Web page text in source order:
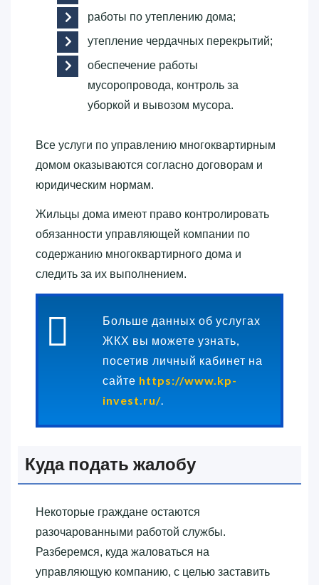
работы по утеплению дома;
утепление чердачных перекрытий;
обеспечение работы
мусоропровода, контроль за
уборкой и вывозом мусора.
Все услуги по управлению многоквартирным
домом оказываются согласно договорам и
юридическим нормам.
Жильцы дома имеют право контролировать
обязанности управляющей компании по
содержанию многоквартирного дома и
следить за их выполнением.
Больше данных об услугах
ЖКХ вы можете узнать,
посетив личный кабинет на
сайте https://www.kp-
invest.ru/.
Куда подать жалобу
Некоторые граждане остаются
разочарованными работой службы.
Разберемся, куда жаловаться на
управляющую компанию, с целью заставить